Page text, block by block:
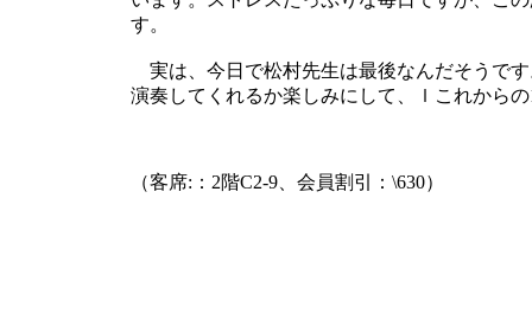
す。
実は、今日で松村先生は最後なんだそうで
演奏してくれるか楽しみにして、ｌこれから
（客席:：2階C2-9、会員割引：\630）